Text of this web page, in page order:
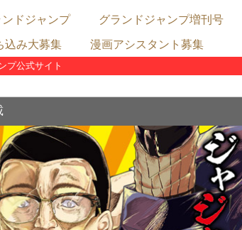
載
載
載
ンドジャンプ
ジャンプ最新号の内容
ジャンプ次号予告
グランドジャンプ増刊号
グランドジャンプめちゃ最新号の内容
グランドジャンプめちゃ次号予告
グランドジャンプむちゃ最新号の内容
グランドジャンプむちゃ次号予告
込み大募集 漫画アシスタント募集
プ公式サイト